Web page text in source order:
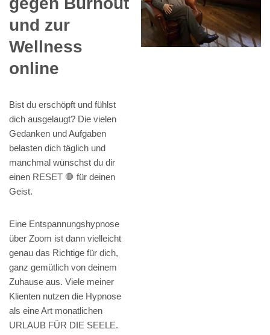
und zur
Wellness
online
Bist du erschöpft und fühlst
dich ausgelaugt? Die vielen
Gedanken und Aufgaben
belasten dich täglich und
manchmal wünschst du dir
einen RESET 🛑 für deinen
Geist.
Eine Entspannungshypnose
über Zoom ist dann vielleicht
genau das Richtige für dich,
ganz gemütlich von deinem
Zuhause aus. Viele meiner
Klienten nutzen die Hypnose
als eine Art monatlichen
URLAUB FÜR DIE SEELE.